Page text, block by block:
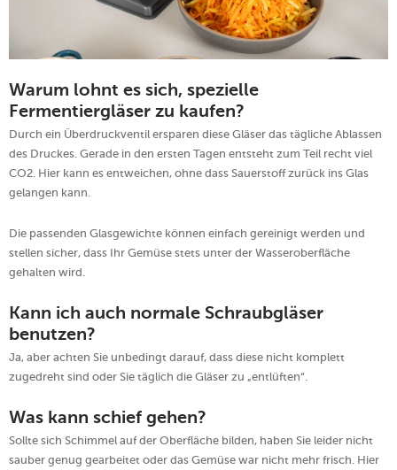
Warum lohnt es sich, spezielle
Fermentiergläser zu kaufen?
Durch ein Überdruckventil ersparen diese Gläser das tägliche Ablassen
des Druckes. Gerade in den ersten Tagen entsteht zum Teil recht viel
CO2. Hier kann es entweichen, ohne dass Sauerstoff zurück ins Glas
gelangen kann.
Die passenden Glasgewichte können einfach gereinigt werden und
stellen sicher, dass Ihr Gemüse stets unter der Wasseroberfläche
gehalten wird.
Kann ich auch normale Schraubgläser
benutzen?
Ja, aber achten Sie unbedingt darauf, dass diese nicht komplett
zugedreht sind oder Sie täglich die Gläser zu „entlüften“.
Was kann schief gehen?
Sollte sich Schimmel auf der Oberfläche bilden, haben Sie leider nicht
sauber genug gearbeitet oder das Gemüse war nicht mehr frisch. Hier